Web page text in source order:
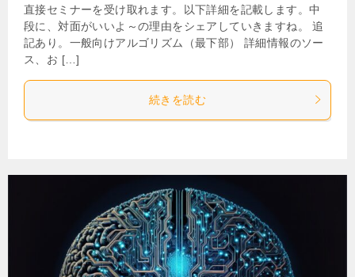
直接セミナーを受け取れます。以下詳細を記載します。中
段に、対面がいいよ～の理由をシェアしていきますね。 追
記あり。一般向けアルゴリズム（最下部） 詳細情報のソー
ス、お […]
続きを読む